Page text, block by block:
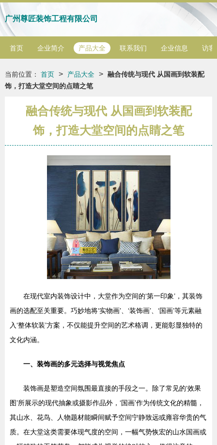
广州尊匠装饰工程有限公司
首页 企业简介 产品大全 联系我们 企业信息 访客
当前位置： 首页 > 产品大全 > 融合传统与现代 从国画到软装配
饰，打造大堂空间的点睛之笔
融合传统与现代 从国画到软装配
饰，打造大堂空间的点睛之笔
在现代室内装饰设计中，大堂作为空间的‘第一印象’，其装饰
画的选配至关重要。巧妙地将‘实物画’、‘装饰画’、‘国画’等元素融
入‘整体软装’方案，不仅能提升空间的艺术格调，更能彰显独特的
文化内涵。
一、装饰画的多元选择与视觉焦点
装饰画是塑造空间氛围最直接的手段之一。除了常见的‘效果
图’所展示的现代抽象或摄影作品外，‘国画’作为传统文化的精髓，
其山水、花鸟、人物题材能瞬间赋予空间宁静致远或雍容华贵的气
质。在大堂这类需要体现气度的空间，一幅气势恢宏的山水国画或